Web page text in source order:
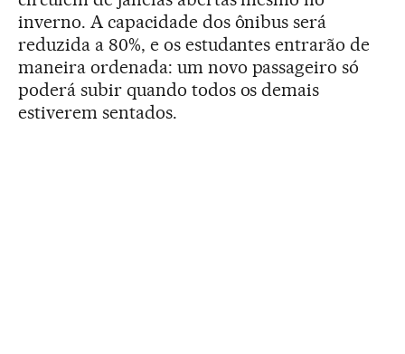
inverno. A capacidade dos ônibus será
reduzida a 80%, e os estudantes entrarão de
maneira ordenada: um novo passageiro só
poderá subir quando todos os demais
estiverem sentados.